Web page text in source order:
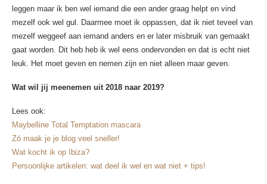
leggen maar ik ben wel iemand die een ander graag helpt en vind
mezelf ook wel gul. Daarmee moet ik oppassen, dat ik niet teveel van
mezelf weggeef aan iemand anders en er later misbruik van gemaakt
gaat worden. Dit heb heb ik wel eens ondervonden en dat is echt niet
leuk. Het moet geven en nemen zijn en niet alleen maar geven.
Wat wil jij meenemen uit 2018 naar 2019?
Lees ook:
Maybelline Total Temptation mascara
Zó maak je je blog veel sneller!
Wat kocht ik op Ibiza?
Persoonlijke artikelen: wat deel ik wel en wat niet + tips!